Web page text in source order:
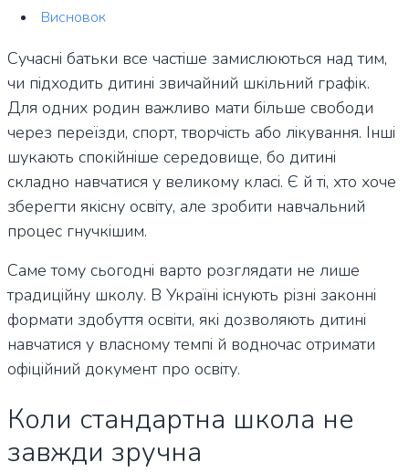
Висновок
Сучасні батьки все частіше замислюються над тим,
чи підходить дитині звичайний шкільний графік.
Для одних родин важливо мати більше свободи
через переїзди, спорт, творчість або лікування. Інші
шукають спокійніше середовище, бо дитині
складно навчатися у великому класі. Є й ті, хто хоче
зберегти якісну освіту, але зробити навчальний
процес гнучкішим.
Саме тому сьогодні варто розглядати не лише
традиційну школу. В Україні існують різні законні
формати здобуття освіти, які дозволяють дитині
навчатися у власному темпі й водночас отримати
офіційний документ про освіту.
Коли стандартна школа не
завжди зручна